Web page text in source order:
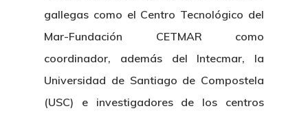
gallegas como el Centro Tecnológico del
Mar-Fundación CETMAR como
coordinador, además del Intecmar, la
Universidad de Santiago de Compostela
(USC) e investigadores de los centros